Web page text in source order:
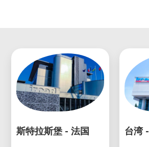
斯特拉斯堡 - 法国
台湾